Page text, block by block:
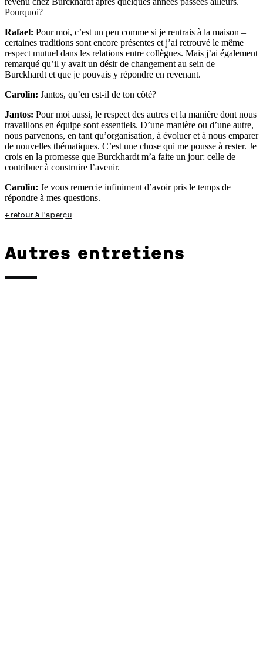
Pourquoi?
Rafael: Pour moi, c’est un peu comme si je rentrais à la maison –
certaines traditions sont encore présentes et j’ai retrouvé le même
respect mutuel dans les relations entre collègues. Mais j’ai également
remarqué qu’il y avait un désir de changement au sein de
Burckhardt et que je pouvais y répondre en revenant.
Carolin: Jantos, qu’en est-il de ton côté?
Jantos: Pour moi aussi, le respect des autres et la manière dont nous
travaillons en équipe sont essentiels. D’une manière ou d’une autre,
nous parvenons, en tant qu’organisation, à évoluer et à nous emparer
de nouvelles thématiques. C’est une chose qui me pousse à rester. Je
crois en la promesse que Burckhardt m’a faite un jour: celle de
contribuer à construire l’avenir.
Carolin: Je vous remercie infiniment d’avoir pris le temps de
répondre à mes questions.
←retour à l'aperçu
Autres entretiens